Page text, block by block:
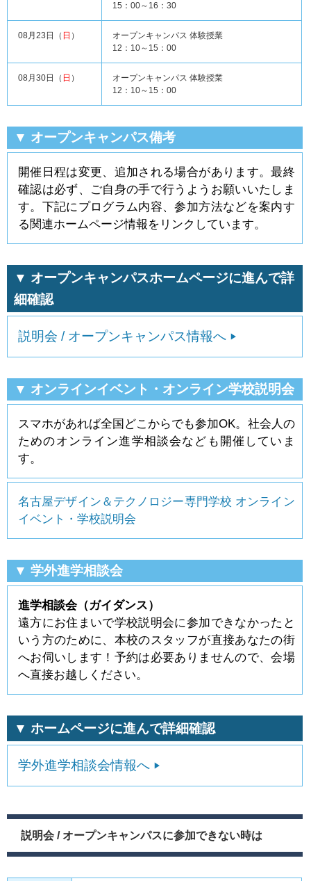
15：00～16：30
08月23日（ 日 ）
オープンキャンパス 体験授業
12：10～15：00
08月30日（ 日 ）
オープンキャンパス 体験授業
12：10～15：00
▼ オープンキャンパス備考
開催日程は変更、追加される場合があります。最終
確認は必ず、ご自身の手で行うようお願いいたしま
す。下記にプログラム内容、参加方法などを案内す
る関連ホームページ情報をリンクしています。
▼ オープンキャンパスホームページに進んで詳
細確認
説明会 / オープンキャンパス情報へ
▼ オンラインイベント・オンライン学校説明会
スマホがあれば全国どこからでも参加OK。社会人の
ためのオンライン進学相談会なども開催していま
す。
名古屋デザイン＆テクノロジー専門学校 オンライン
イベント・学校説明会
▼ 学外進学相談会
進学相談会（ガイダンス）
遠方にお住まいで学校説明会に参加できなかったと
いう方のために、本校のスタッフが直接あなたの街
へお伺いします！予約は必要ありませんので、会場
へ直接お越しください。
▼ ホームページに進んで詳細確認
学外進学相談会情報へ
説明会 / オープンキャンパスに参加できない時は